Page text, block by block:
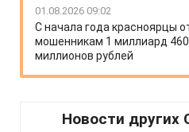
01.08.2026 09:02
С начала года красноярцы
мошенникам 1 миллиард 460
миллионов рублей
Новости других